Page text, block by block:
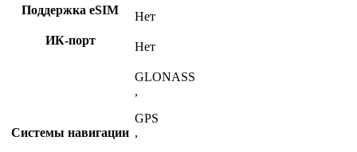
Поддержка eSIM
Нет
ИК-порт
Нет
Системы навигации
GLONASS
,
GPS
,